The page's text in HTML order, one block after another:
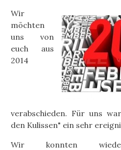
Wir
möchten
uns von
euch aus
2014
verabschieden. Für uns
den Kulissen" ein sehr
Wir konnten